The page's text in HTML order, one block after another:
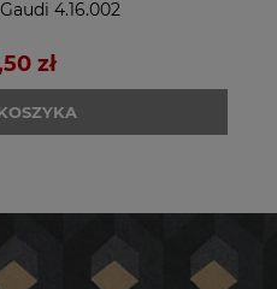
4.16.002
zł